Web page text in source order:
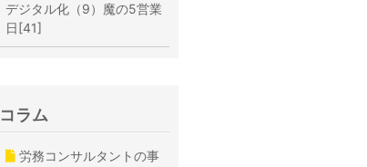
デジタル化（9）魔の5営業
日[41]
コラム
労務コンサルタントの事